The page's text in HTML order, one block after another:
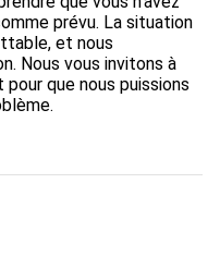
prévu. La situation
et nous
Nous vous invitons à
que nous puissions